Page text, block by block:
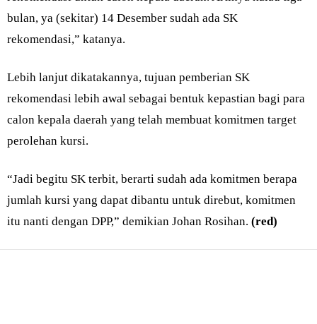
bulan, ya (sekitar) 14 Desember sudah ada SK
rekomendasi,” katanya.
Lebih lanjut dikatakannya, tujuan pemberian SK
rekomendasi lebih awal sebagai bentuk kepastian bagi para
calon kepala daerah yang telah membuat komitmen target
perolehan kursi.
“Jadi begitu SK terbit, berarti sudah ada komitmen berapa
jumlah kursi yang dapat dibantu untuk direbut, komitmen
itu nanti dengan DPP,” demikian Johan Rosihan. (red)